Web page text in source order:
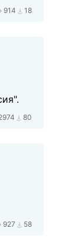
914 18
80
927 58